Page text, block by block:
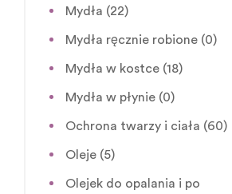
Mydła (22)
Mydła ręcznie robione (0)
Mydła w kostce (18)
Mydła w płynie (0)
Ochrona twarzy i ciała (60)
Oleje (5)
Olejek do opalania i po